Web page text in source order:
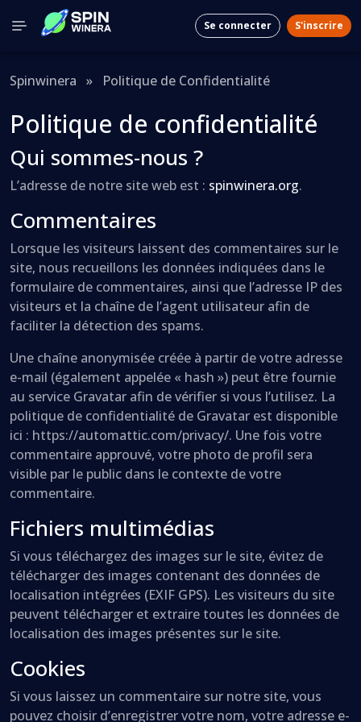
Se connecter S'inscrire
Spinwinera » Politique de Confidentialité
Politique de confidentialité
Qui sommes-nous ?
L’adresse de notre site web est : spinwinera.org.
Commentaires
Lorsque les visiteurs laissent des commentaires sur le
site, nous recueillons les données indiquées dans le
formulaire de commentaires, ainsi que l’adresse IP des
visiteurs et la chaîne de l’agent utilisateur afin de
faciliter la détection des spams.
Une chaîne anonymisée créée à partir de votre adresse
e-mail (également appelée « hash ») peut être fournie
au service Gravatar afin de vérifier si vous l’utilisez. La
politique de confidentialité de Gravatar est disponible
ici : https://automattic.com/privacy/. Une fois votre
commentaire approuvé, votre photo de profil sera
visible par le public dans le contexte de votre
commentaire.
Fichiers multimédias
Si vous téléchargez des images sur le site, évitez de
télécharger des images contenant des données de
localisation intégrées (EXIF GPS). Les visiteurs du site
peuvent télécharger et extraire toutes les données de
localisation des images présentes sur le site.
Cookies
Si vous laissez un commentaire sur notre site, vous
pouvez choisir d’enregistrer votre nom, votre adresse e-